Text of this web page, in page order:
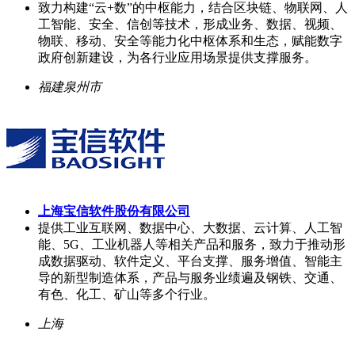
致力构建“云+数”的中枢能力，结合区块链、物联网、人
工智能、安全、信创等技术，形成业务、数据、视频、
物联、移动、安全等能力化中枢体系和生态，赋能数字
政府创新建设，为各行业应用场景提供支撑服务。
福建泉州市
上海宝信软件股份有限公司
提供工业互联网、数据中心、大数据、云计算、人工智
能、5G、工业机器人等相关产品和服务，致力于推动形
成数据驱动、软件定义、平台支撑、服务增值、智能主
导的新型制造体系，产品与服务业绩遍及钢铁、交通、
有色、化工、矿山等多个行业。
上海